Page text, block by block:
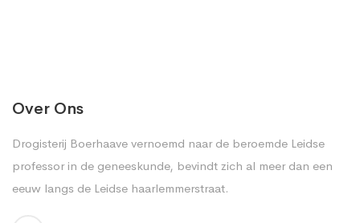
Over Ons
Drogisterij Boerhaave vernoemd naar de beroemde Leidse
professor in de geneeskunde, bevindt zich al meer dan een
eeuw langs de Leidse haarlemmerstraat.